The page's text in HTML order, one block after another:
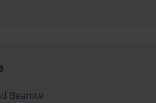
Beamte